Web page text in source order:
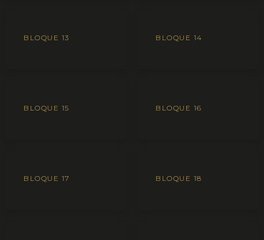
BLOQUE 13 BLOQUE 14
BLOQUE 15 BLOQUE 16
BLOQUE 17 BLOQUE 18